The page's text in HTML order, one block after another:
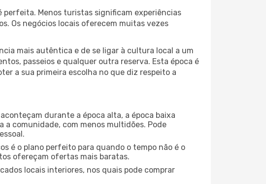
perfeita. Menos turistas significam experiências
Os negócios locais oferecem muitas vezes
mais autêntica e de se ligar à cultura local a um
passeios e qualquer outra reserva. Esta época é
a sua primeira escolha no que diz respeito a
durante a época alta, a época baixa
a comunidade, com menos multidões. Pode
é o plano perfeito para quando o tempo não é o
ofereçam ofertas mais baratas.
locais interiores, nos quais pode comprar